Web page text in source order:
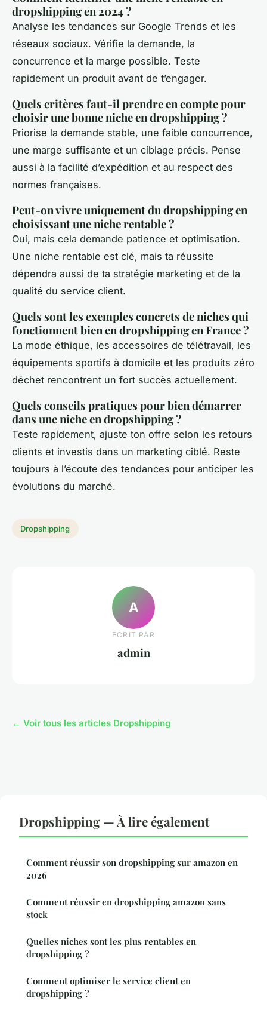
dropshipping en 2024 ?
Analyse les tendances sur Google Trends et les
réseaux sociaux. Vérifie la demande, la
concurrence et la marge possible. Teste
rapidement un produit avant de t’engager.
Quels critères faut-il prendre en compte pour
choisir une bonne niche en dropshipping ?
Priorise la demande stable, une faible concurrence,
une marge suffisante et un ciblage précis. Pense
aussi à la facilité d’expédition et au respect des
normes françaises.
Peut-on vivre uniquement du dropshipping en
choisissant une niche rentable ?
Oui, mais cela demande patience et optimisation.
Une niche rentable est clé, mais ta réussite
dépendra aussi de ta stratégie marketing et de la
qualité du service client.
Quels sont les exemples concrets de niches qui
fonctionnent bien en dropshipping en France ?
La mode éthique, les accessoires de télétravail, les
équipements sportifs à domicile et les produits zéro
déchet rencontrent un fort succès actuellement.
Quels conseils pratiques pour bien démarrer
dans une niche en dropshipping ?
Teste rapidement, ajuste ton offre selon les retours
clients et investis dans un marketing ciblé. Reste
toujours à l’écoute des tendances pour anticiper les
évolutions du marché.
Dropshipping
A
ECRIT PAR
admin
← Voir tous les articles Dropshipping
Dropshipping — À lire également
Comment réussir son dropshipping sur amazon en
2026
Comment réussir en dropshipping amazon sans
stock
Quelles niches sont les plus rentables en
dropshipping ?
Comment optimiser le service client en
dropshipping ?